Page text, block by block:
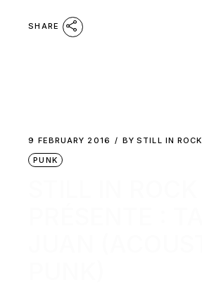
SHARE
9 FEBRUARY 2016 BY STILL IN ROCK
PUNK